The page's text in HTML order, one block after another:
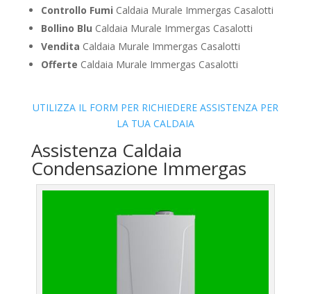
Controllo Fumi Caldaia Murale Immergas Casalotti
Bollino Blu Caldaia Murale Immergas Casalotti
Vendita Caldaia Murale Immergas Casalotti
Offerte Caldaia Murale Immergas Casalotti
UTILIZZA IL FORM PER RICHIEDERE ASSISTENZA PER
LA TUA CALDAIA
Assistenza Caldaia
Condensazione Immergas